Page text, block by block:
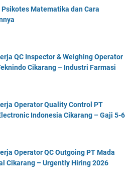
Matematika dan Cara
QC Inspector & Weighing Operator
Cikarang – Industri Farmasi
Operator Quality Control PT
Indonesia Cikarang – Gaji 5-6
Operator QC Outgoing PT Mada
Cikarang – Urgently Hiring 2026